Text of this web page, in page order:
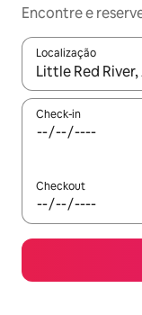
Encontre e
Localização
Quando os
Check-in
Checkout